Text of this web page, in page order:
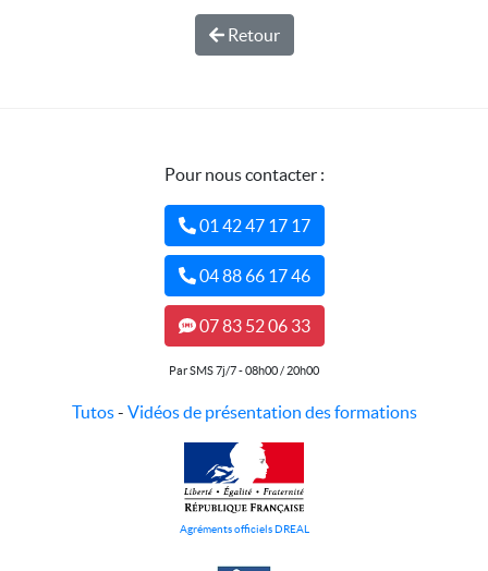
Retour
Pour nous contacter :
01 42 47 17 17
04 88 66 17 46
07 83 52 06 33
Par SMS 7j/7 - 08h00 / 20h00
Tutos- Vidéos de présentation des formations
Agréments officiels DREAL